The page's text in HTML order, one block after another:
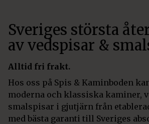
Sveriges största
av vedspisar &
Alltid fri frakt.
Hos oss på Spis & Kaminboden
moderna och klassiska kaminer,
smalspisar i gjutjärn från
med bästa garanti till Sveriges